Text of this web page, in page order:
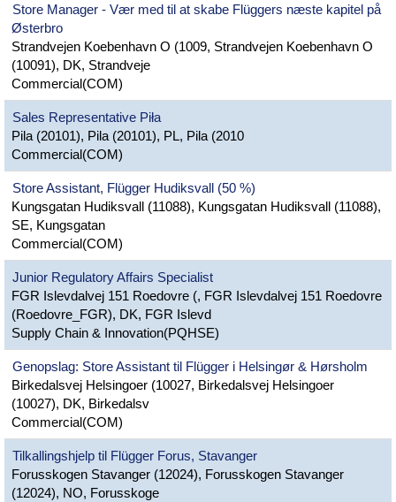
Store Manager - Vær med til at skabe Flüggers næste kapitel på
Østerbro
Strandvejen Koebenhavn O (1009, Strandvejen Koebenhavn O
(10091), DK, Strandveje
Commercial(COM)
Sales Representative Piła
Pila (20101), Pila (20101), PL, Pila (2010
Commercial(COM)
Store Assistant, Flügger Hudiksvall (50 %)
Kungsgatan Hudiksvall (11088), Kungsgatan Hudiksvall (11088),
SE, Kungsgatan
Commercial(COM)
Junior Regulatory Affairs Specialist
FGR Islevdalvej 151 Roedovre (, FGR Islevdalvej 151 Roedovre
(Roedovre_FGR), DK, FGR Islevd
Supply Chain & Innovation(PQHSE)
Genopslag: Store Assistant til Flügger i Helsingør & Hørsholm
Birkedalsvej Helsingoer (10027, Birkedalsvej Helsingoer
(10027), DK, Birkedalsv
Commercial(COM)
Tilkallingshjelp til Flügger Forus, Stavanger
Forusskogen Stavanger (12024), Forusskogen Stavanger
(12024), NO, Forusskoge